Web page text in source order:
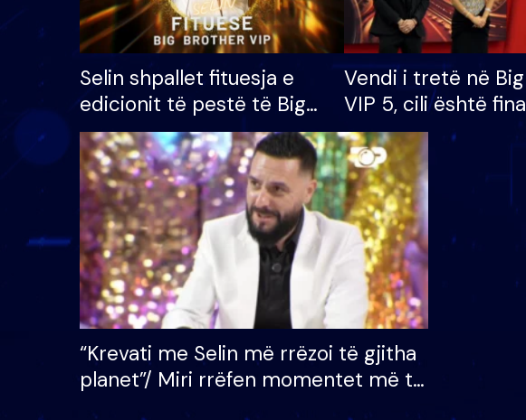
Selin shpallet fituesja e
edicionit të pestë të Big
Brother VIP, rrëmben
çmimin e madh prej 100
mijë eurosh
Vendi i tretë në
VIP 5, cili është
radhës që lë
“Krevati me Selin më rrëzoi të gjitha
planet”/ Miri rrëfen momentet më të